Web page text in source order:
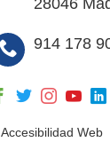
28046
914 178
Accesibilidad Web